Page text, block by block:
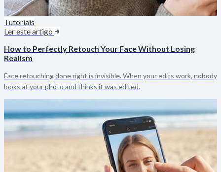
Tutoriais
Ler este artigo
How to Perfectly Retouch Your Face Without Losing
Realism
Face retouching done right is invisible. When your edits work, nobody
looks at your photo and thinks it was edited.